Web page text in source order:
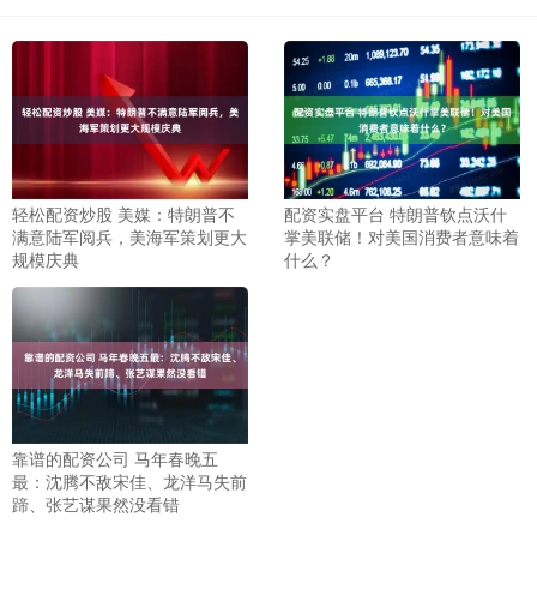
轻松配资炒股 美媒：特朗普不
满意陆军阅兵，美海军策划更大
规模庆典
配资实盘平台 特朗普钦点沃什
掌美联储！对美国消费者意味着
什么？
靠谱的配资公司 马年春晚五
最：沈腾不敌宋佳、龙洋马失前
蹄、张艺谋果然没看错